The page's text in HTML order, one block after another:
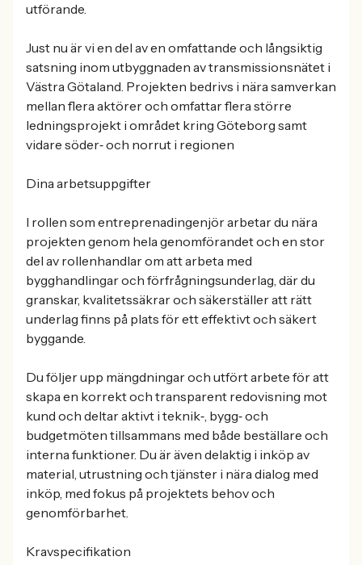
utförande.
Just nu är vi en del av en omfattande och långsiktig
satsning inom utbyggnaden av transmissionsnätet i
Västra Götaland. Projekten bedrivs i nära samverkan
mellan flera aktörer och omfattar flera större
ledningsprojekt i området kring Göteborg samt
vidare söder‑ och norrut i regionen
Dina arbetsuppgifter
I rollen som entreprenadingenjör arbetar du nära
projekten genom hela genomförandet och en stor
del av rollenhandlar om att arbeta med
bygghandlingar och förfrågningsunderlag, där du
granskar, kvalitetssäkrar och säkerställer att rätt
underlag finns på plats för ett effektivt och säkert
byggande.
Du följer upp mängdningar och utfört arbete för att
skapa en korrekt och transparent redovisning mot
kund och deltar aktivt i teknik‑, bygg‑ och
budgetmöten tillsammans med både beställare och
interna funktioner. Du är även delaktig i inköp av
material, utrustning och tjänster i nära dialog med
inköp, med fokus på projektets behov och
genomförbarhet.
Kravspecifikation